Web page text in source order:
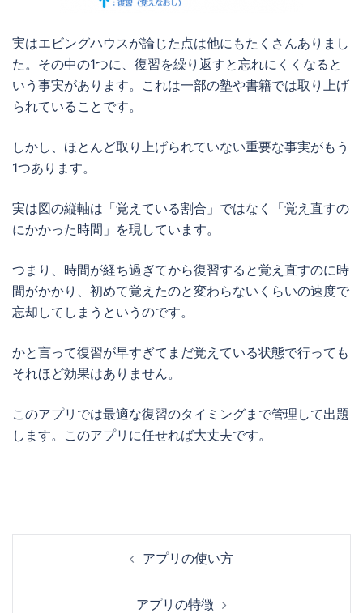
実はエビングハウスが論じた点は他にもたくさんありまし
た。その中の1つに、復習を繰り返すと忘れにくくなると
いう事実があります。これは一部の塾や書籍では取り上げ
られていることです。
しかし、ほとんど取り上げられていない重要な事実がもう
1つあります。
実は図の縦軸は「覚えている割合」ではなく「覚え直すの
にかかった時間」を現しています。
つまり、時間が経ち過ぎてから復習すると覚え直すのに時
間がかかり、初めて覚えたのと変わらないくらいの速度で
忘却してしまうというのです。
かと言って復習が早すぎてまだ覚えている状態で行っても
それほど効果はありません。
このアプリでは最適な復習のタイミングまで管理して出題
します。このアプリに任せれば大丈夫です。
アプリの使い方
アプリの特徴